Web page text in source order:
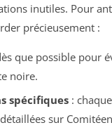
inutiles. Pour
précieusement :
que possible pour
noire.
spécifiques:
sur